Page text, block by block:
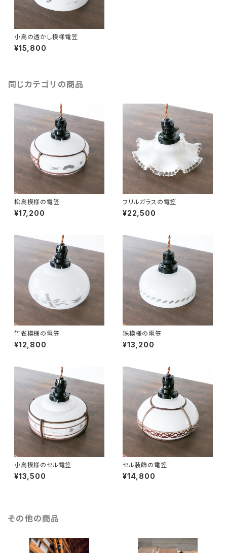
小鳥の透かし模様電笠
¥15,800
同じカテゴリの商品
松鳥模様の電笠
¥17,200
フリルガラスの電笠
¥22,500
竹雀模様の電笠
¥12,800
珠模様の電笠
¥13,200
小鳥模様のセル電笠
¥13,500
セル装飾の電笠
¥14,800
その他の商品